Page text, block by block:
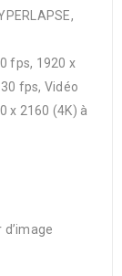
fps, 1920 x
fps, Vidéo
x 2160 (4K) à